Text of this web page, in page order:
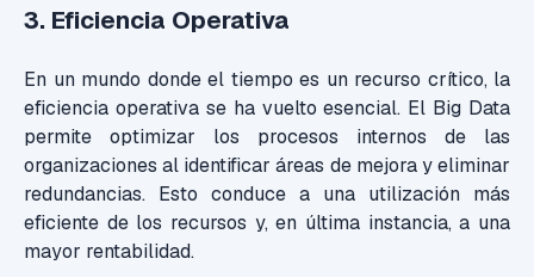
3. Eficiencia Operativa
En un mundo donde el tiempo es un recurso crítico, la
eficiencia operativa se ha vuelto esencial. El Big Data
permite optimizar los procesos internos de las
organizaciones al identificar áreas de mejora y eliminar
redundancias. Esto conduce a una utilización más
eficiente de los recursos y, en última instancia, a una
mayor rentabilidad.